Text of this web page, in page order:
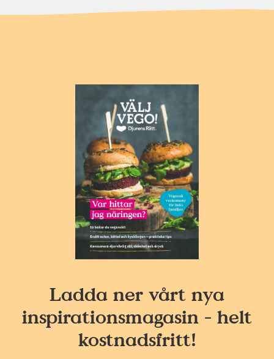
Ladda ner vårt nya
inspirationsmagasin - helt
kostnadsfritt!